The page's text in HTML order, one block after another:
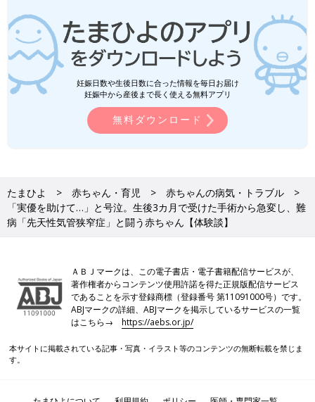
お話・写真提供／谷口葵さん、取材協力／ドナルド・マクドナル
ド・ハウス ふちゅう、取材・文／麻生珠恵、ひよこクラブ編集
部
弟の心臓病がわかった時、自分の子ども
時代も終わった……。今、あの頃の自分
に伝えたいこと
特集「たまひよ 家族を考える」では、妊娠・
育児をとりまくさまざまな事象を、できるだけ
を支援するNPO法人しぶたねの代表・清田悠代
さんは、自身もまた、難病の弟さんの闘病生活
を支えた経験を持ちます。
れました。東京での手術が決まったとき、葵さんが不安だったの
は実優ちゃんの手術のことはもちろんですが、親の滞在費など経
済的なことだったと言います。
ができます。運営はすべて寄付・募金とボランティアの活動によ
って支えられています。詳細は財団ホームページで確認できま
す。
公益財団法人「ドナルド・マクドナルド・ハウス・チャリティー
ズ・ジャパン」
妊娠日数や生後日数に合った情報を毎日お届け
妊娠中から産後まで長く使える無料アプリ
無料ダウンロード
たまひよ 赤ちゃん・育児
赤ちゃんの病気・トラブル
「実優を助けて…」と号泣。生後3カ月で受けた手術から急変し、難
病「先天性気管狭窄症」と闘う赤ちゃん【体験談】
ＡＢＪマークは、この電子書店・電子書籍配信サービスが、
著作権者からコンテンツ使用許諾を得た正規版配信サービス
であることを示す登録商標（登録番号 第11091000号）です。
ABJマークの詳細、ABJマークを掲示しているサービスの一覧
はこちら→https://aebs.or.jp/
本サイトに掲載されている記事・写真・イラスト等のコンテンツの無断転載を禁じま
す。